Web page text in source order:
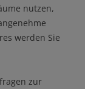
nutzen,
werden Sie
zur